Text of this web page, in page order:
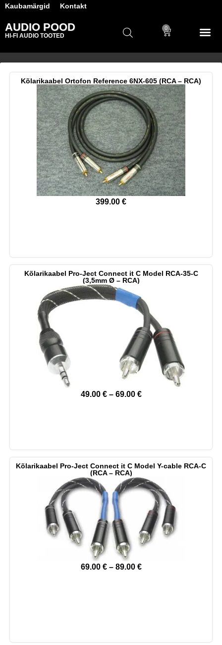
Kaubamärgid Kontakt
AUDIO POOD
HI-FI AUDIO TOOTED
0
Kõlarikaabel Ortofon Reference 6NX-605 (RCA – RCA)
399.00 €
Kõlarikaabel Pro-Ject Connect it C Model RCA-35-C
(3,5mm Ø – RCA)
49.00 € – 69.00 €
Kõlarikaabel Pro-Ject Connect it C Model Y-cable RCA-C
(RCA – RCA)
69.00 € – 89.00 €